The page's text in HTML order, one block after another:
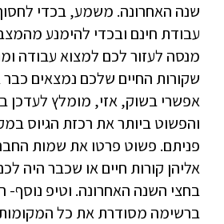
שנה האחרונה. משמע, בכדי
עבודת חינם ובכדי להימנע
מנסה לעזור לכם למצוא עבודה
שקורות החיים שלכם נמצאים
אפשרי בשוק, אזי, מומלץ לעדכן
והפשוט ביותר את רכזת הגיוס
פניתם. פשוט פרטו את שמות
אליהן קורות חיים או שכבר היה
בחצי השנה האחרונה. וטיפ נוסף-
ברשימה מסודרת את כל